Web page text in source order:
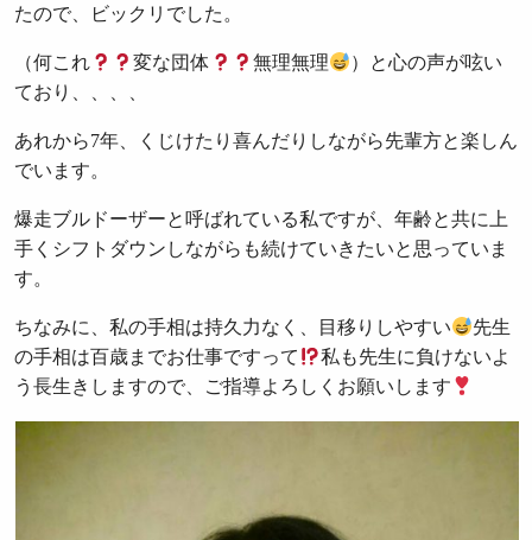
たので、ビックリでした。
（何これ 変な団体 無理無理
）と心の声が呟い
ており、、、、
あれから7年、くじけたり喜んだりしながら先輩方と楽しん
でいます。
爆走ブルドーザーと呼ばれている私ですが、年齢と共に上
手くシフトダウンしながらも続けていきたいと思っていま
す。
ちなみに、私の手相は持久力なく、目移りしやすい
先生
の手相は百歳までお仕事ですって
私も先生に負けないよ
う長生きしますので、ご指導よろしくお願いします